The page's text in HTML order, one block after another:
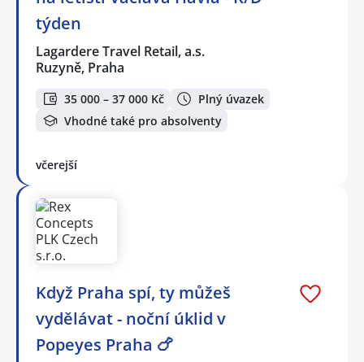
týden
Lagardere Travel Retail, a.s.
Ruzyně, Praha
35 000 – 37 000 Kč
Plný úvazek
Vhodné také pro absolventy
včerejší
Když Praha spí, ty můžeš
vydělávat - noční úklid v
Popeyes Praha 🍗